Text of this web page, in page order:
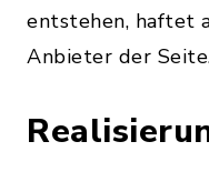
entstehen, haftet
Anbieter der